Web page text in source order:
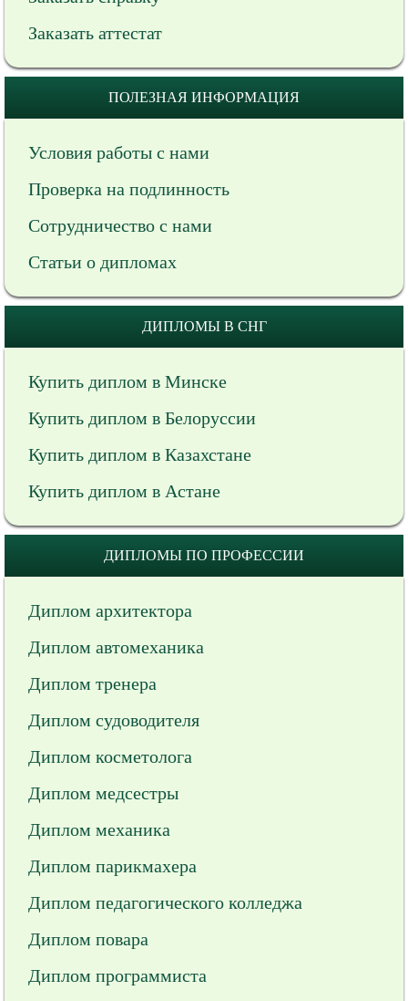
Заказать аттестат
ПОЛЕЗНАЯ ИНФОРМАЦИЯ
Условия работы с нами
Проверка на подлинность
Сотрудничество с нами
Статьи о дипломах
ДИПЛОМЫ В СНГ
Купить диплом в Минске
Купить диплом в Белоруссии
Купить диплом в Казахстане
Купить диплом в Астане
ДИПЛОМЫ ПО ПРОФЕССИИ
Диплом архитектора
Диплом автомеханика
Диплом тренера
Диплом судоводителя
Диплом косметолога
Диплом медсестры
Диплом механика
Диплом парикмахера
Диплом педагогического колледжа
Диплом повара
Диплом программиста